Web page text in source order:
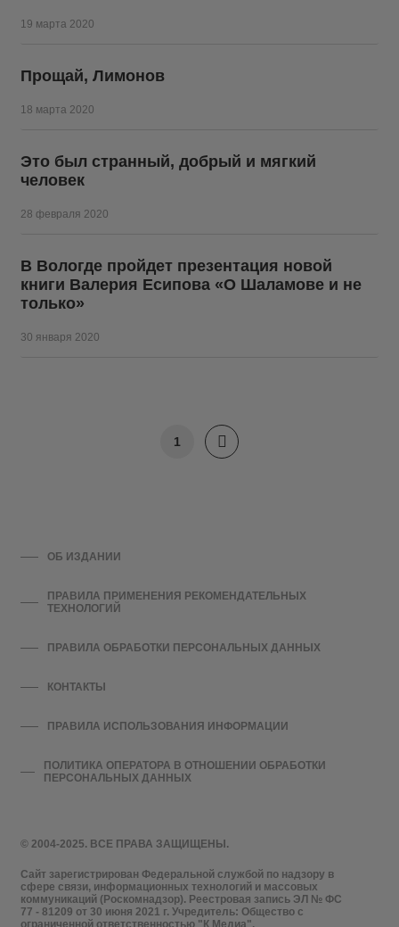
19 марта 2020
Прощай, Лимонов
18 марта 2020
Это был странный, добрый и мягкий
человек
28 февраля 2020
В Вологде пройдет презентация новой
книги Валерия Есипова «О Шаламове и не
только»
30 января 2020
1
© 2004-2025. ВСЕ ПРАВА ЗАЩИЩЕНЫ.
Сайт зарегистрирован Федеральной службой по надзору в
сфере связи, информационных технологий и массовых
коммуникаций (Роскомнадзор). Реестровая запись ЭЛ № ФС
77 - 81209 от 30 июня 2021 г. Учредитель: Общество с
ограниченной ответственностью "К Медиа".
ОБ ИЗДАНИИ
ПРАВИЛА ПРИМЕНЕНИЯ РЕКОМЕНДАТЕЛЬНЫХ
ТЕХНОЛОГИЙ
ПРАВИЛА ОБРАБОТКИ ПЕРСОНАЛЬНЫХ ДАННЫХ
КОНТАКТЫ
ПРАВИЛА ИСПОЛЬЗОВАНИЯ ИНФОРМАЦИИ
ПОЛИТИКА ОПЕРАТОРА В ОТНОШЕНИИ ОБРАБОТКИ
ПЕРСОНАЛЬНЫХ ДАННЫХ